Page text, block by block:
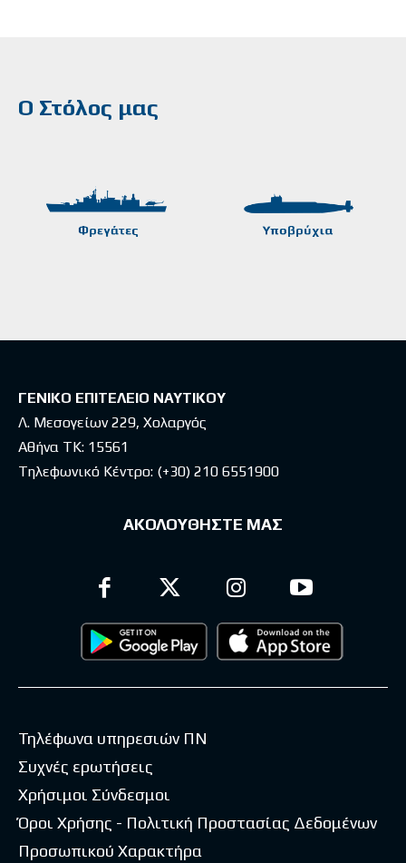
Ο Στόλος μας
ΓΕΝΙΚΟ ΕΠΙΤΕΛΕΙΟ ΝΑΥΤΙΚΟΥ
Λ. Μεσογείων 229, Χολαργός
Αθήνα ΤΚ: 15561
Τηλεφωνικό Κέντρο: (+30) 210 6551900
ΑΚΟΛΟΥΘΗΣΤΕ ΜΑΣ
Τηλέφωνα υπηρεσιών ΠΝ
Συχνές ερωτήσεις
Χρήσιμοι Σύνδεσμοι
Όροι Χρήσης - Πολιτική Προστασίας Δεδομένων
Προσωπικού Χαρακτήρα